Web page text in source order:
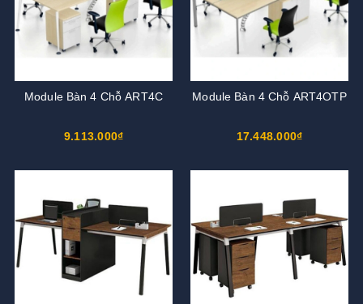
Module Bàn 4 Chỗ ART4C
9.113.000₫
Module Bàn 4 Chỗ ART4OTP
17.448.000₫